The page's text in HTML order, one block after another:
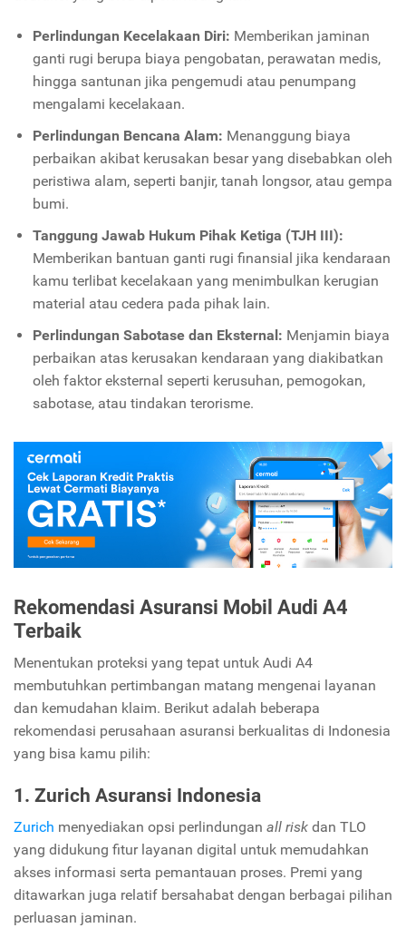
Perlindungan Kecelakaan Diri: Memberikan jaminan
ganti rugi berupa biaya pengobatan, perawatan medis,
hingga santunan jika pengemudi atau penumpang
mengalami kecelakaan.
Perlindungan Bencana Alam: Menanggung biaya
perbaikan akibat kerusakan besar yang disebabkan oleh
peristiwa alam, seperti banjir, tanah longsor, atau gempa
bumi.
Tanggung Jawab Hukum Pihak Ketiga (TJH III):
Memberikan bantuan ganti rugi finansial jika kendaraan
kamu terlibat kecelakaan yang menimbulkan kerugian
material atau cedera pada pihak lain.
Perlindungan Sabotase dan Eksternal: Menjamin biaya
perbaikan atas kerusakan kendaraan yang diakibatkan
oleh faktor eksternal seperti kerusuhan, pemogokan,
sabotase, atau tindakan terorisme.
Rekomendasi Asuransi Mobil Audi A4
Terbaik
Menentukan proteksi yang tepat untuk Audi A4
membutuhkan pertimbangan matang mengenai layanan
dan kemudahan klaim. Berikut adalah beberapa
rekomendasi perusahaan asuransi berkualitas di Indonesia
yang bisa kamu pilih:
1. Zurich Asuransi Indonesia
Zurich menyediakan opsi perlindungan all risk dan TLO
yang didukung fitur layanan digital untuk memudahkan
akses informasi serta pemantauan proses. Premi yang
ditawarkan juga relatif bersahabat dengan berbagai pilihan
perluasan jaminan.